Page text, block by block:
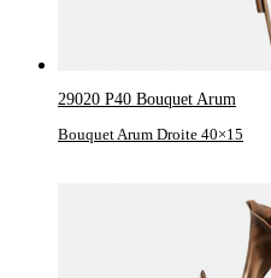
29020 P40 Bouquet Arum
Bouquet Arum Droite 40×15